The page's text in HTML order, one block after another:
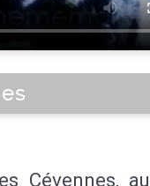
Cévennes,